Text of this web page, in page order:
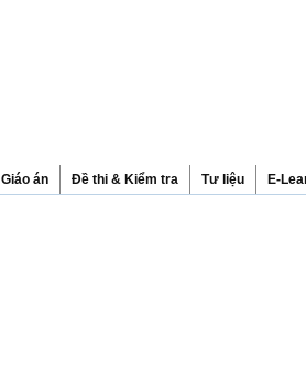
Giáo án Đề thi & Kiểm tra Tư liệu E-